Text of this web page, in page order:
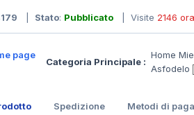
Stato: Pubblicato | Visite 2146 ora
page
Categoria Principale :
Home
Asfodelo
Spedizione Metodi di